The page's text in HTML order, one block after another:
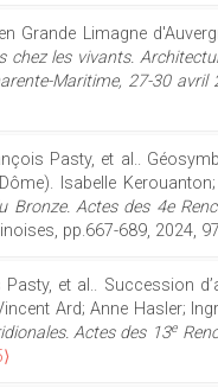
Grande Limagne
chez les vivants.
Maritime, 27-30 avril
Pasty, et al..
Isabelle
Actes des 4e
pp.667-689, 2024,
et al.. Succession
Ard; Anne Hasler;
Actes des 13e